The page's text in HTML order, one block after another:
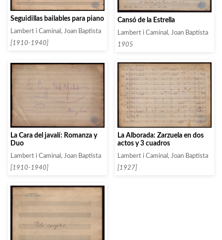
Seguidillas bailables para piano
Lambert i Caminal, Joan Baptista
[1910-1940]
Cansó de la Estrella
Lambert i Caminal, Joan Baptista
1905
La Cara del javalí: Romanza y
Duo
Lambert i Caminal, Joan Baptista
[1910-1940]
La Alborada: Zarzuela en dos
actos y 3 cuadros
Lambert i Caminal, Joan Baptista
[1927]